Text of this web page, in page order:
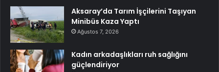
Aksaray’da Tarım İşçilerini Taşıyan
Minibüs Kaza Yaptı
Ağustos 7, 2026
Kadın arkadaşlıkları ruh sağlığını
güçlendiriyor